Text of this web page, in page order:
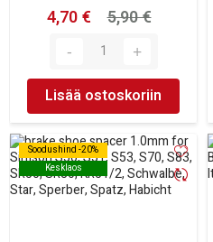
4,70 €
5,90 €
Lisää ostoskoriin
Soodushind -20%
Kesklaos
Soodushind -20%
Kesklaos